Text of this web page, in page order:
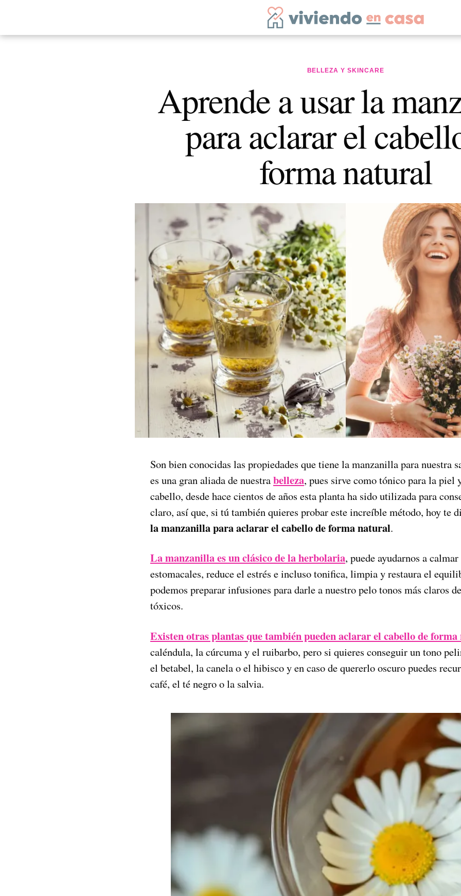
BELLEZA Y SKINCARE
Aprende a usar la
para aclarar el
forma natural
Son bien conocidas las propiedades que tiene la manzanilla para nuestra
es una gran aliada de nuestrabelleza, pues sirve como tónico para la piel
cabello, desde hace cientos de años esta planta ha sido utilizada para
claro, así que, si tú también quieres probar este increíble método, hoy te
la manzanilla para aclarar el cabello de forma natural.
La manzanilla es un clásico de la herbolaria, puede ayudarnos a
estomacales, reduce el estrés e incluso tonifica, limpia y restaura el
podemos preparar infusiones para darle a nuestro pelo tonos más claros
tóxicos.
Existen otras plantas que también pueden aclarar el cabello de
caléndula, la cúrcuma y el ruibarbo, pero si quieres conseguir un tono
el betabel, la canela o el hibisco y en caso de quererlo oscuro puedes
café, el té negro o la salvia.